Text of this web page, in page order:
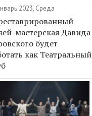
2023, Среда
мастерская Давида
будет
как Театральный